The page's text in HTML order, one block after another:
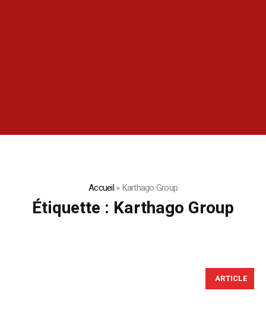
Accueil»Karthago Group
Étiquette : Karthago Group
ARTICLE